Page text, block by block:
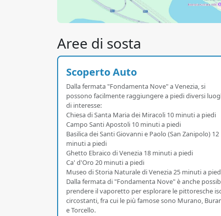
Aree di sosta
Scoperto Auto
Dalla fermata "Fondamenta Nove" a Venezia, si
possono facilmente raggiungere a piedi diversi
di interesse:
Chiesa di Santa Maria dei Miracoli 10 minuti a piedi
Campo Santi Apostoli 10 minuti a piedi
Basilica dei Santi Giovanni e Paolo (San Zanipolo) 12
minuti a piedi
Ghetto Ebraico di Venezia 18 minuti a piedi
Ca' d'Oro 20 minuti a piedi
Museo di Storia Naturale di Venezia 25 minuti a
Dalla fermata di "Fondamenta Nove" è anche
prendere il vaporetto per esplorare le pittoresche
circostanti, fra cui le più famose sono Murano,
e Torcello.